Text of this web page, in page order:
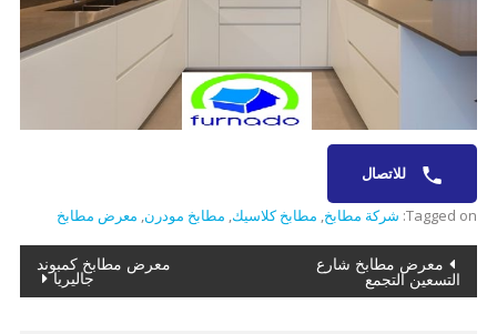
للاتصال
Tagged on: شركة مطابخ, مطابخ كلاسيك, مطابخ مودرن, معرض مطابخ
تصفّح
المقالات
معرض مطابخ شارع
التسعين التجمع
معرض مطابخ كمبوند
جاليريا